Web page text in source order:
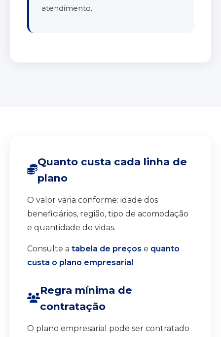
atendimento.
Quanto custa cada linha de
plano
O valor varia conforme: idade dos
beneficiários, região, tipo de acomodação
e quantidade de vidas.
Consulte a tabela de preços e quanto
custa o plano empresarial.
Regra mínima de
contratação
O plano empresarial pode ser contratado